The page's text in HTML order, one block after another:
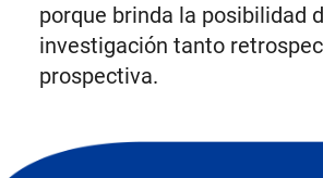
porque brinda la posibilidad
investigación tanto
prospectiva.